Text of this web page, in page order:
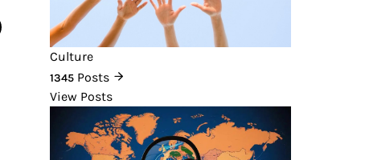
Culture
1345 Posts
View Posts